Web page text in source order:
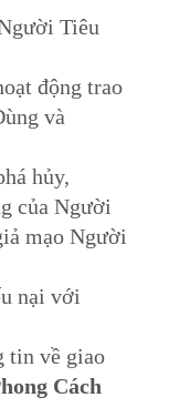
Tiêu
động trao
và
hủy,
của Người
mạo Người
nại với
tin về giao
Cách